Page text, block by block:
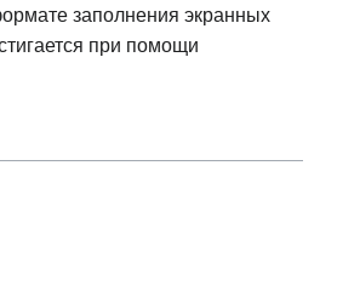
заполнения экранных
при помощи